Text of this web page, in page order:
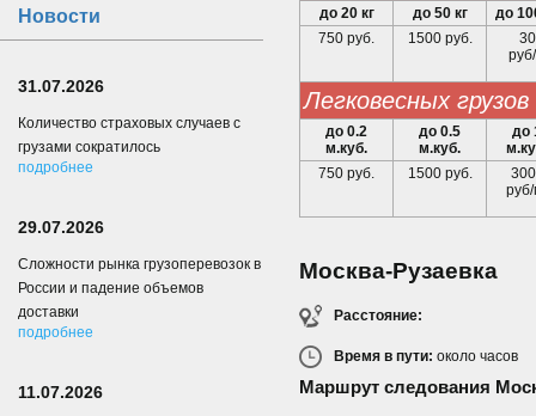
до 20 кг до 50 кг
до
750 руб.
1500 руб.
30
руб/
легковесных грузов
до 0.2
м.куб.
до 0.5
м.куб.
до
750 руб.
1500 руб.
Москва-Рузаевка
Расстояние:
Время в пути: около часов
Маршрут следования
Новости
31.07.2026
Количество страховых случаев с
грузами сократилось
подробнее
29.07.2026
Сложности рынка грузоперевозок в
России и падение объемов
доставки
подробнее
11.07.2026